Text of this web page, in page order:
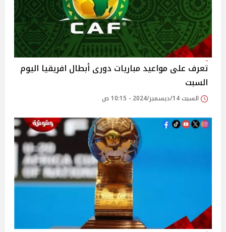
تعرف على مواعيد مباريات دورى أبطال افريقيا اليوم
السبت
السبت 14/ديسمبر/2024 - 10:15 ص